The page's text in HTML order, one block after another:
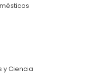
y Ciencia